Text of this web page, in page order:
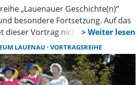
„Lauenauer Geschichte(n)“
besondere Fortsetzung. Auf das
dieser Vortrag nicht im Museum
von Blumen-Benz statt.
„Historie der Lauenauer
findet statt am Mittwoch, 12.
LAUENAU VORTRAGSREIHE